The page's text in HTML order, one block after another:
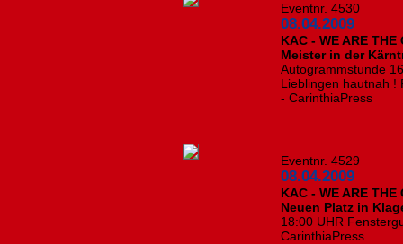
Eventnr. 4530
08.04.2009
KAC - WE ARE
Meister in der
Autogrammstunde
Lieblingen hautnah
- CarinthiaPress
Eventnr. 4529
08.04.2009
KAC - WE ARE
Neuen Platz in
18:00 UHR
CarinthiaPress